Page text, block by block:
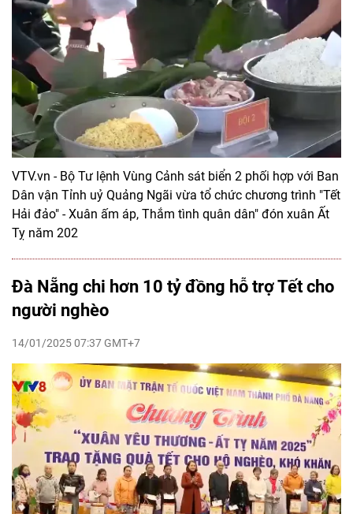
VTV.vn - Bộ Tư lệnh Vùng Cảnh sát biển 2 phối hợp với Ban
Dân vận Tỉnh uỷ Quảng Ngãi vừa tổ chức chương trình "Tết
Hải đảo" - Xuân ấm áp, Thắm tình quân dân" đón xuân Ất
Tỵ năm 202
Đà Nẵng chi hơn 10 tỷ đồng hỗ trợ Tết cho
người nghèo
14/01/2025 07:37 GMT+7